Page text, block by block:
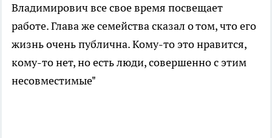
Владимирович все свое время посвещает
работе. Глава же семейства сказал о том, что его
жизнь очень публична. Кому-то это нравится,
кому-то нет, но есть люди, совершенно с этим
несовместимые"